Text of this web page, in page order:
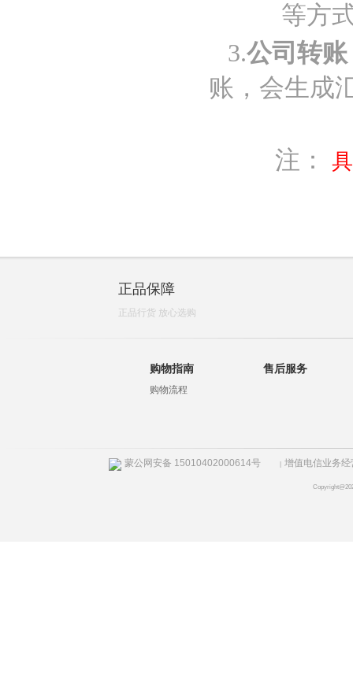
等方
3.公司转账
账，会生成
注：
正品保障
正品行货 放心选购
购物指南
购物流程
售后服务
蒙公网安备 15010402000614号 | 增值电信业务